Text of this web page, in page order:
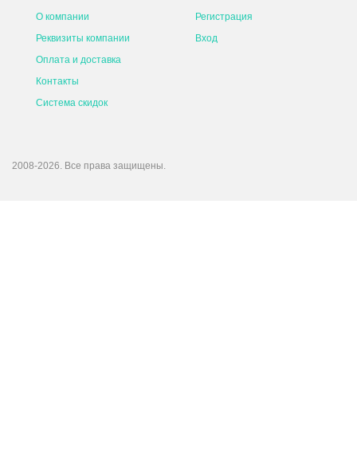
О компании
Реквизиты компании
Оплата и доставка
Контакты
Система скидок
Регистрация
Вход
2008-2026. Все права защищены.